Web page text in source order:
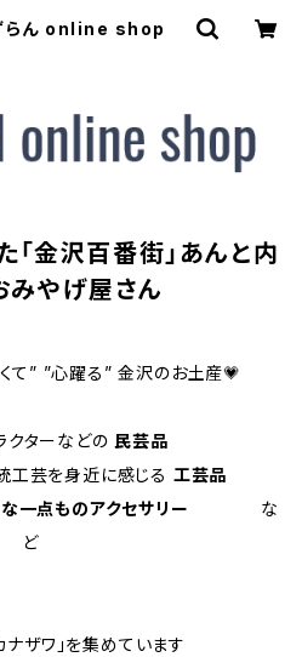
らん online shop
金沢百番街」あんと内
みやげ屋さん
て” ”心躍る” 金沢のお土産💗
ターなどの 民芸品
芸を身近に感じる 工芸品
一点ものアクセサリー な
ど
ザワ」を集めています